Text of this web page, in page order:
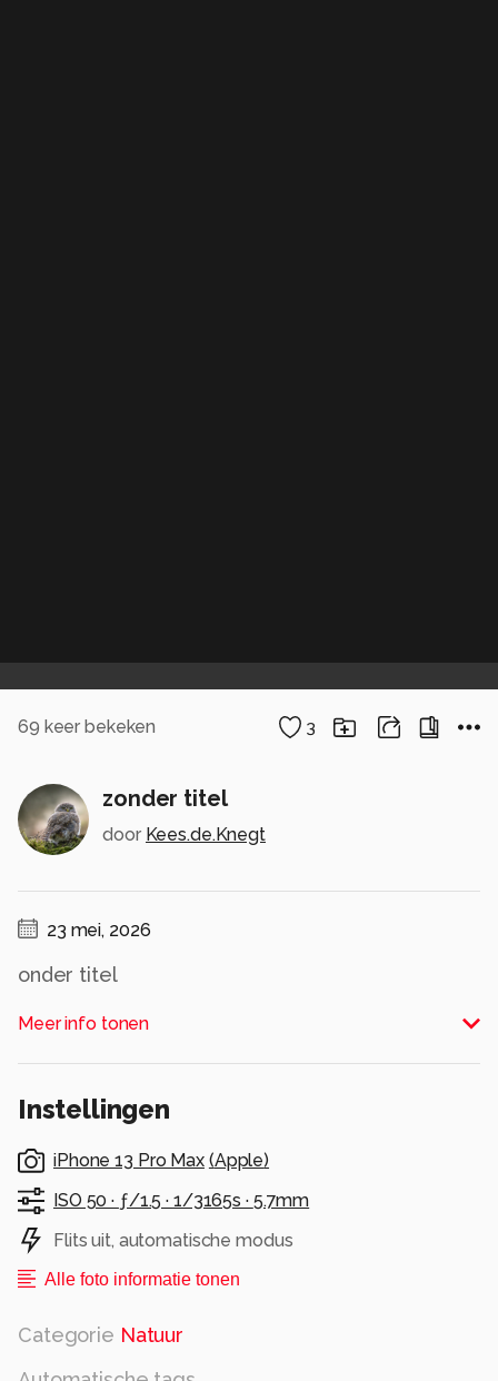
69 keer bekeken 3
zonder titel
door Kees.de.Knegt
23 mei, 2026
onder titel
Alle rechten voorbehouden
Meer info tonen
Instellingen
iPhone 13 Pro Max (Apple)
ISO 50 · ƒ/1.5 · 1/3165s · 5.7mm
Flits uit, automatische modus
Alle foto informatie tonen
Categorie Natuur